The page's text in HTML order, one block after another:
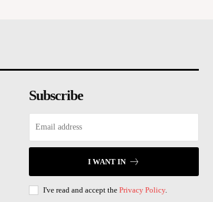
Subscribe
I WANT IN
I've read and accept the Privacy Policy.